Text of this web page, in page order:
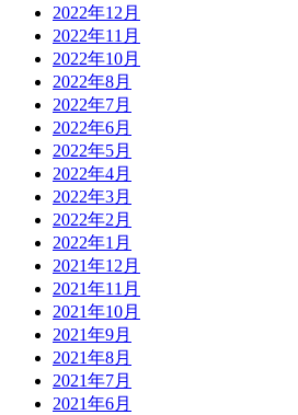
2022年12月
2022年11月
2022年10月
2022年8月
2022年7月
2022年6月
2022年5月
2022年4月
2022年3月
2022年2月
2022年1月
2021年12月
2021年11月
2021年10月
2021年9月
2021年8月
2021年7月
2021年6月